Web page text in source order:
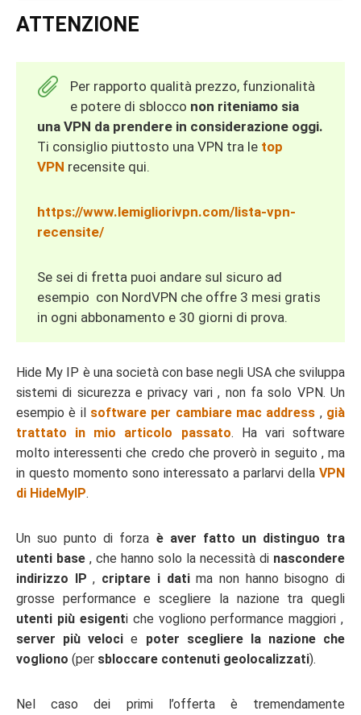
ATTENZIONE
Per rapporto qualità prezzo, funzionalità
e potere di sblocco non riteniamo sia
una VPN da prendere in considerazione oggi.
Ti consiglio piuttosto una VPN tra le top
VPN recensite qui.
https://www.lemigliorivpn.com/lista-vpn-
recensite/
Se sei di fretta puoi andare sul sicuro ad
esempio con NordVPN che offre 3 mesi gratis
in ogni abbonamento e 30 giorni di prova.
Hide My IP è una società con base negli USA che sviluppa
sistemi di sicurezza e privacy vari , non fa solo VPN. Un
esempio è il software per cambiare mac address ,già
trattato in mio articolo passato. Ha vari software
molto interessenti che credo che proverò in seguito , ma
in questo momento sono interessato a parlarvi della VPN
di HideMyIP.
Un suo punto di forza è aver fatto un distinguo tra
utenti base , che hanno solo la necessità di nascondere
indirizzo IP , criptare i datima non hanno bisogno di
grosse performance e scegliere la nazione tra quegli
utenti più esigenti che vogliono performance maggiori ,
server più veloci e poter scegliere la nazione che
vogliono (per sbloccare contenuti geolocalizzati).
Nel caso dei primi l’offerta è tremendamente